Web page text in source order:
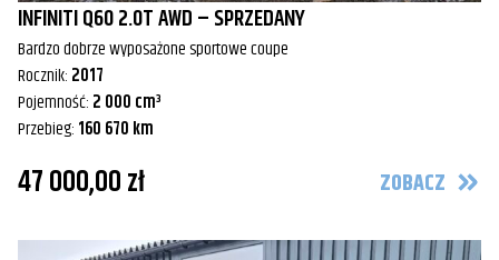
INFINITI Q60 2.0T AWD – SPRZEDANY
Bardzo dobrze wyposażone sportowe coupe
Rocznik: 2017
Pojemność: 2 000 cm³
Przebieg: 160 670 km
47 000,00 zł ZOBACZ